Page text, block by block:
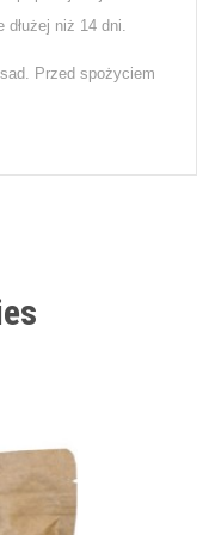
dłużej niż 14 dni.
Przed spożyciem